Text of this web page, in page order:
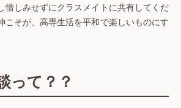
惜しみせずにクラスメイトに共有してくだ
こそが、高専生活を平和で楽しいものにす
って？？